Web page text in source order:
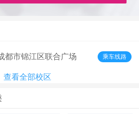
都市锦江区联合广场 乘车线路
查看全部校区